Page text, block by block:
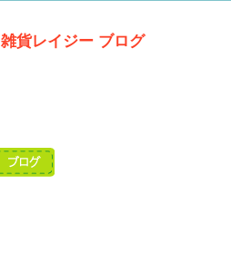
雑貨レイジー ブログ